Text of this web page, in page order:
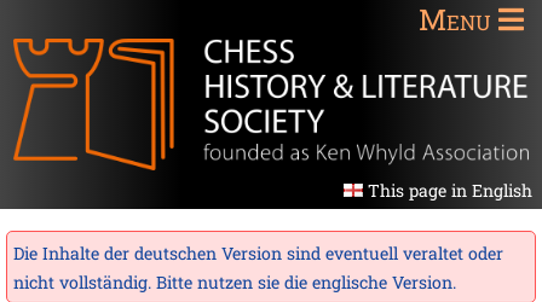
Menu
This page in English
Die Inhalte der deutschen Version sind eventuell veraltet oder
nicht vollständig. Bitte nutzen sie die englische Version.